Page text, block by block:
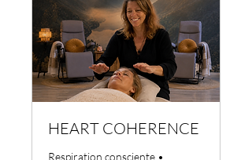
HEART COHERENCE
Respiration consciente •